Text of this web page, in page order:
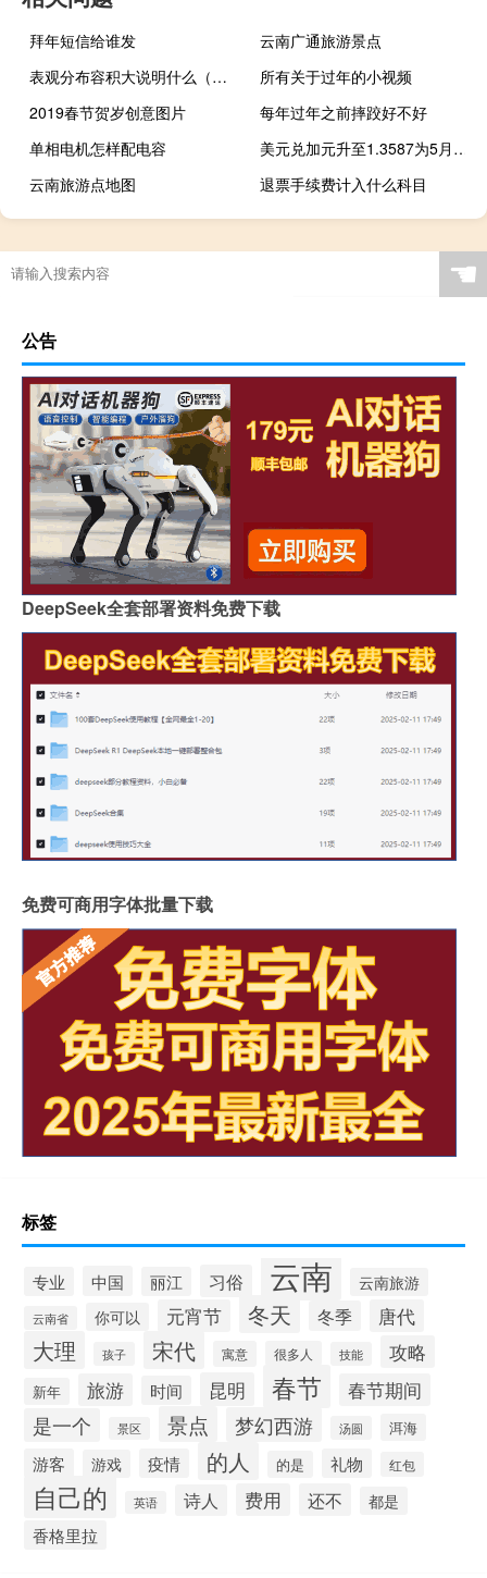
拜年短信给谁发
云南广通旅游景点
表观分布容积大说明什么（表观分布容积）
所有关于过年的小视频
2019春节贺岁创意图片
每年过年之前摔跤好不好
单相电机怎样配电容
美元兑加元升至1.3587为5月31日以来最高水平日内涨0.3%
云南旅游点地图
退票手续费计入什么科目
☚
公告
DeepSeek全套部署资料免费下载
免费可商用字体批量下载
标签
专业 中国 丽江 习俗 云南 云南旅游
云南省 你可以 元宵节 冬天 冬季 唐代
大理 孩子 宋代 寓意 很多人 技能 攻略
新年 旅游 时间 昆明 春节 春节期间
是一个 景区 景点 梦幻西游 汤圆 洱海
游客 游戏 疫情 的人 的是 礼物 红包
自己的 英语 诗人 费用 还不 都是
香格里拉